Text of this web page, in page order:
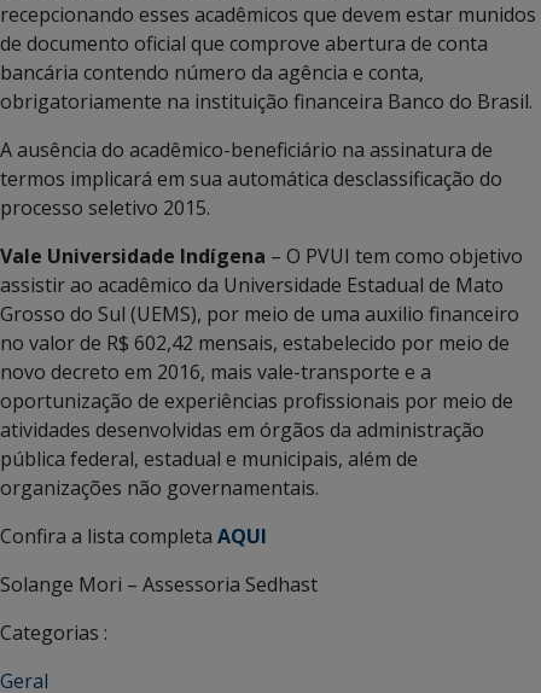
recepcionando esses acadêmicos que devem estar munidos
de documento oficial que comprove abertura de conta
bancária contendo número da agência e conta,
obrigatoriamente na instituição financeira Banco do Brasil.
A ausência do acadêmico-beneficiário na assinatura de
termos implicará em sua automática desclassificação do
processo seletivo 2015.
Vale Universidade Indígena – O PVUI tem como objetivo
assistir ao acadêmico da Universidade Estadual de Mato
Grosso do Sul (UEMS), por meio de uma auxilio financeiro
no valor de R$ 602,42 mensais, estabelecido por meio de
novo decreto em 2016, mais vale-transporte e a
oportunização de experiências profissionais por meio de
atividades desenvolvidas em órgãos da administração
pública federal, estadual e municipais, além de
organizações não governamentais.
Confira a lista completa AQUI
Solange Mori – Assessoria Sedhast
Categorias :
Geral